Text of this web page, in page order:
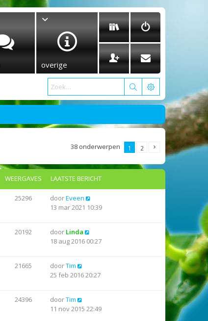
overige
38 onderwerpen 1 2
WEERGAVES LAATSTE BERICHT
25296 doorEveen
13 mar 2021 10:39
20192 door Linda
18 aug 2016 00:27
21665 doorTim
25 feb 2016 20:27
24396 doorTim
11 nov 2015 22:49